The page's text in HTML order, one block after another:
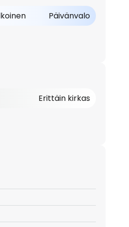
Päivänvalo
Erittäin kirkas